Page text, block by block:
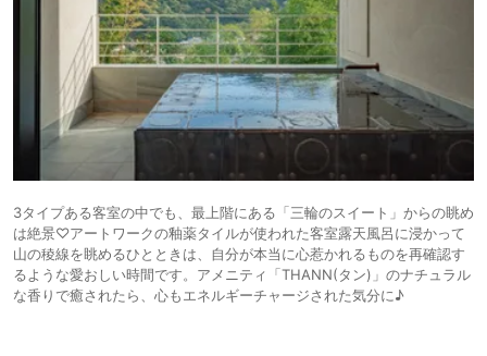
3タイプある客室の中でも、最上階にある「三輪のスイート」からの眺め
は絶景♡アートワークの釉薬タイルが使われた客室露天風呂に浸かって
山の稜線を眺めるひとときは、自分が本当に心惹かれるものを再確認す
るような愛おしい時間です。アメニティ「THANN(タン)」のナチュラル
な香りで癒されたら、心もエネルギーチャージされた気分に♪